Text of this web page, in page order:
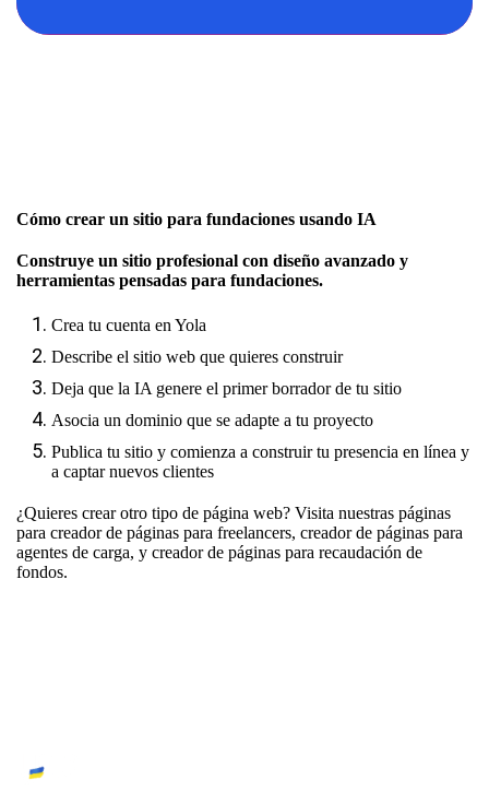
Cómo crear un sitio para fundaciones usando IA
Construye un sitio profesional con diseño avanzado y
herramientas pensadas para fundaciones.
Crea tu cuenta en Yola
Describe el sitio web que quieres construir
Deja que la IA genere el primer borrador de tu sitio
Asocia un dominio que se adapte a tu proyecto
Publica tu sitio y comienza a construir tu presencia en línea y
a captar nuevos clientes
¿Quieres crear otro tipo de página web? Visita nuestras páginas
para creador de páginas para freelancers, creador de páginas para
agentes de carga, y creador de páginas para recaudación de
fondos.